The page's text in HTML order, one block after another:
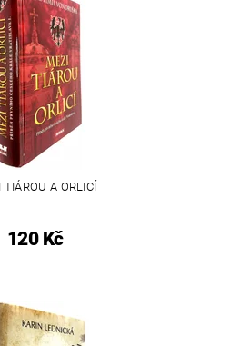
TIÁROU A ORLICÍ
120 Kč